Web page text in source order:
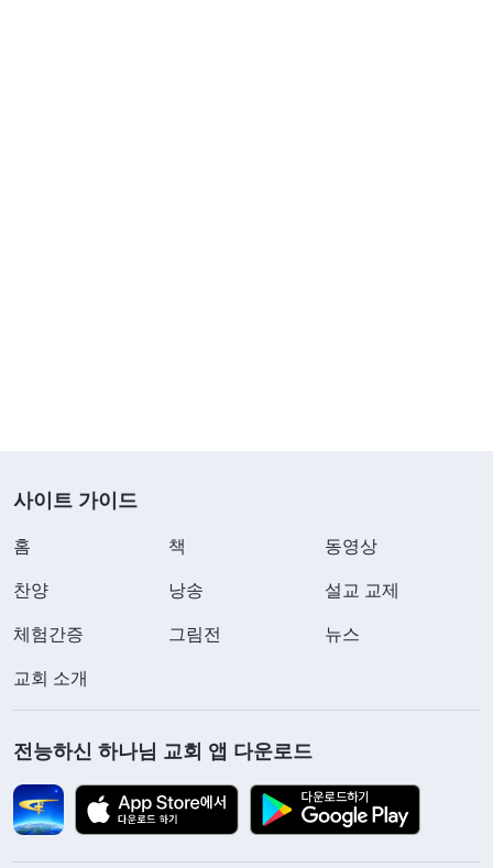
사이트 가이드
홈 책 동영상
찬양 낭송 설교 교제
체험간증 그림전 뉴스
교회 소개
전능하신 하나님 교회 앱 다운로드